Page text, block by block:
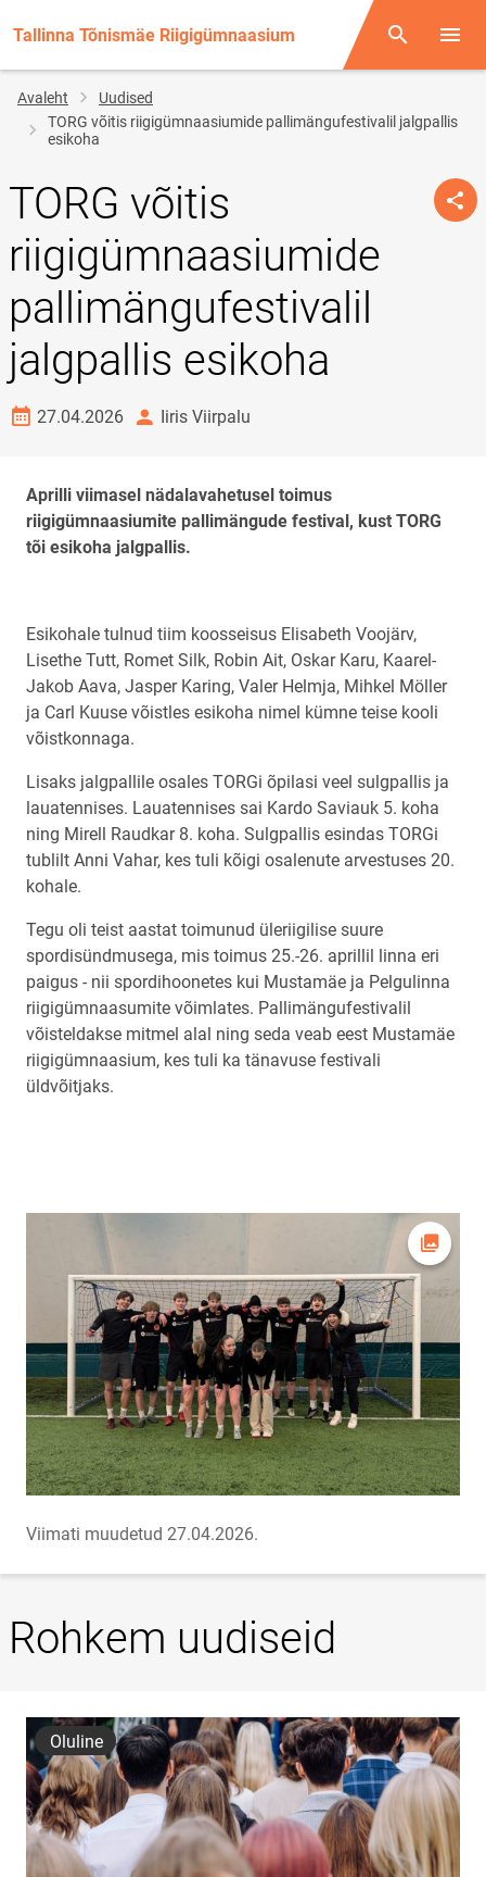
Tallinna Tõnismäe Riigigümnaasium Otsing
Jälglink
Avaleht
Uudised
TORG võitis riigigümnaasiumide pallimängufestivalil jalgpallis
esikoha
TORG võitis
riigigümnaasiumide
pallimängufestivalil
jalgpallis esikoha
Loomise kuupäev
27.04.2026 autorIiris Viirpalu
Aprilli viimasel nädalavahetusel toimus
riigigümnaasiumite pallimängude festival, kust TORG
tõi esikoha jalgpallis.
Esikohale tulnud tiim koosseisus Elisabeth Voojärv,
Lisethe Tutt, Romet Silk, Robin Ait, Oskar Karu, Kaarel-
Jakob Aava, Jasper Karing, Valer Helmja, Mihkel Möller
ja Carl Kuuse võistles esikoha nimel kümne teise kooli
võistkonnaga.
Lisaks jalgpallile osales TORGi õpilasi veel sulgpallis ja
lauatennises. Lauatennises sai Kardo Saviauk 5. koha
ning Mirell Raudkar 8. koha. Sulgpallis esindas TORGi
tublilt Anni Vahar, kes tuli kõigi osalenute arvestuses 20.
kohale.
Tegu oli teist aastat toimunud üleriigilise suure
spordisündmusega, mis toimus 25.-26. aprillil linna eri
paigus - nii spordihoonetes kui Mustamäe ja Pelgulinna
riigigümnaasumite võimlates. Pallimängufestivalil
võisteldakse mitmel alal ning seda veab eest Mustamäe
riigigümnaasium, kes tuli ka tänavuse festivali
üldvõitjaks.
Ava
Viimati muudetud 27.04.2026.
Rohkem uudiseid
Oluline